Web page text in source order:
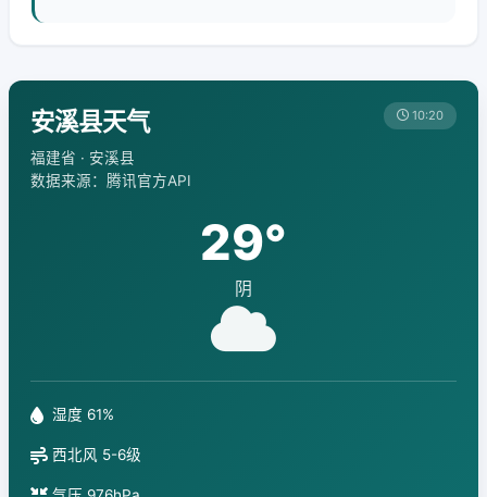
安溪县天气
福建省 · 安溪县
数据来源：腾讯官方API
10:20
29°
阴
湿度 61%
西北风 5-6级